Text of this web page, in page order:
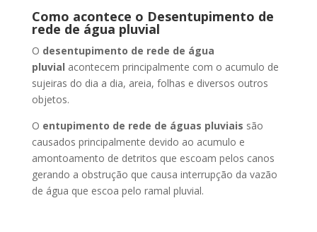
Como acontece o Desentupimento de
rede de água pluvial
O desentupimento de rede de água
pluvial acontecem principalmente com o acumulo de
sujeiras do dia a dia, areia, folhas e diversos outros
objetos.
O entupimento de rede de águas pluviais são
causados principalmente devido ao acumulo e
amontoamento de detritos que escoam pelos canos
gerando a obstrução que causa interrupção da vazão
de água que escoa pelo ramal pluvial.